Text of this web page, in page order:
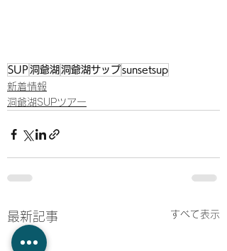
SUP洞爺湖 洞爺湖サップsunsetsup
新着情報
洞爺湖SUPツアー
最新記事 すべて表示